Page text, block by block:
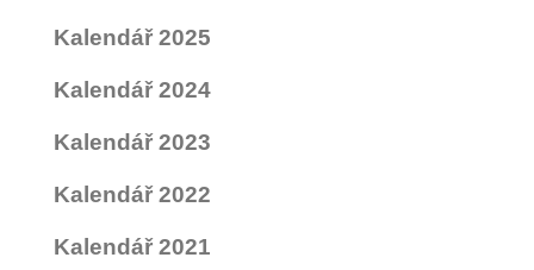
Kalendář 2025
Kalendář 2024
Kalendář 2023
Kalendář 2022
Kalendář 2021